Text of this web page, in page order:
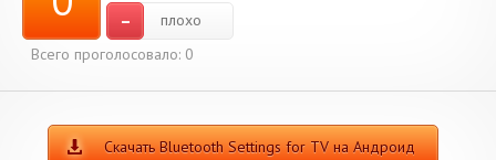
-
плохо
Всего проголосовало: 0
Скачать Bluetooth Settings for TV на Андроид